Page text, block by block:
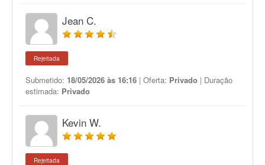
Jean C.
Rejeitada
Submetido: 18/05/2026 às 16:16 | Oferta: Privado | Duração
estimada: Privado
Kevin W.
Rejeitada